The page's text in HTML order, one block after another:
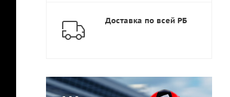
Доставка по всей РБ